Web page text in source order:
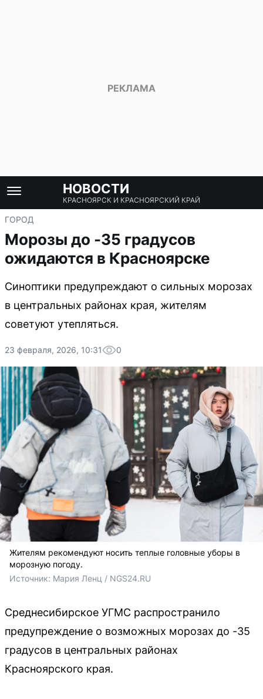
НОВОСТИ
КРАСНОЯРСК И КРАСНОЯРСКИЙ КРАЙ
ГОРОД
Морозы до -35 градусов
ожидаются в Красноярске
Синоптики предупреждают о сильных морозах
в центральных районах края, жителям
советуют утепляться.
23 февраля, 2026, 10:31 0
Жителям рекомендуют носить теплые головные уборы в
морозную погоду.
Источник: Мария Ленц / NGS24.RU
Среднесибирское УГМС распространило
предупреждение о возможных морозах до -35
градусов в центральных районах
Красноярского края.